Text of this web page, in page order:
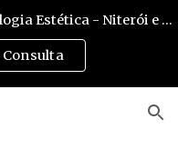
Dra. Beatriz Ave | Clínica Dermatologia Estética - Niterói e São Gonçalo